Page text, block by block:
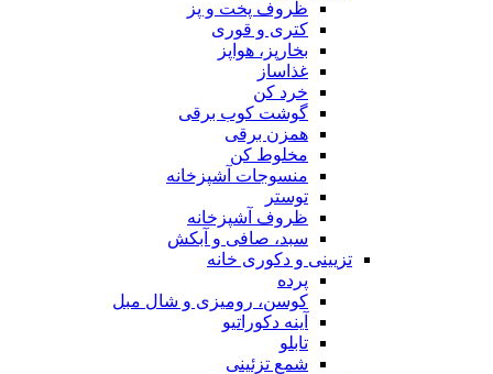
ظروف پخت و پز
کتری و قوری
بخارپز، هواپز
غذاساز
خرد کن
گوشت کوب برقی
همزن برقی
مخلوط کن
منسوجات آشپزخانه
توستر
ظروف آشپزخانه
سبد، صافی و آبکش
تزیینی و دکوری خانه
پرده
کوسن، رومیزی و شال مبل
آینه دکوراتیو
تابلو
شمع تزئینی